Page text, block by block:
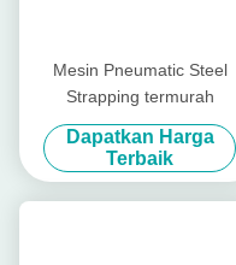
Mesin Pneumatic Steel
Strapping termurah
Dapatkan Harga
Terbaik